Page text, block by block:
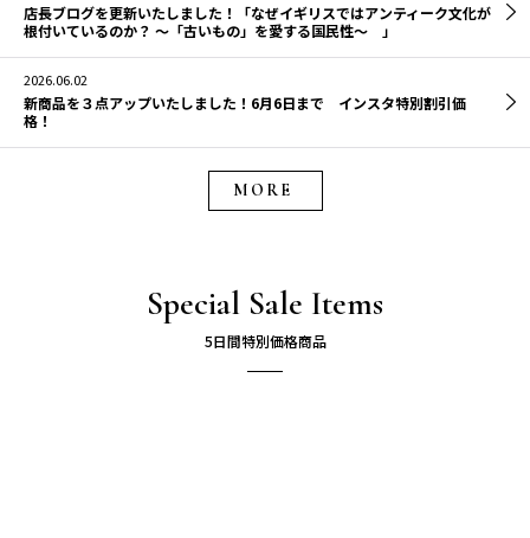
店長ブログを更新いたしました！「なぜイギリスではアンティーク文化が
根付いているのか？ 〜「古いもの」を愛する国民性〜 」
2026.06.02
新商品を３点アップいたしました！6月6日まで インスタ特別割引価
格！
MORE
Special Sale Items